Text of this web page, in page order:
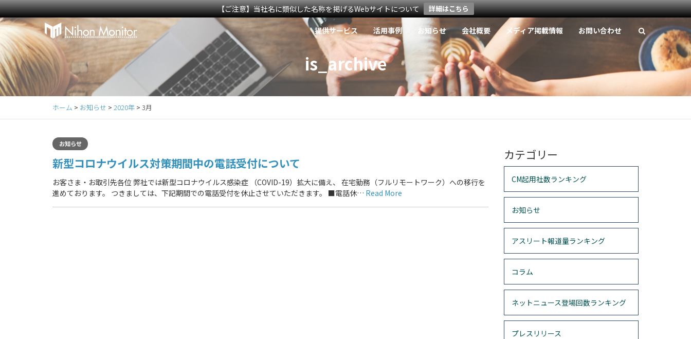
【ご注意】当社名に類似した名称を掲げるWebサイトについて 詳細はこちら
Primary
Menu
S
i
p
t
o
c
提供サービス 活用事例 お知らせ 会社概要 メディア掲載情報 お問い合わせ
is_archive
ホーム > お知らせ > 2020年 > 3月
お知らせ
新型コロナウイルス対策期間中の電話受付について
お客さま・お取引先各位 弊社では新型コロナウイルス感染症 （COVID-19）拡大に備え、 在宅勤務（フルリモートワーク）への移行を
進めております。 つきましては、下記期間での電話受付を休止させていただきます。 ■電話休… Read More
カテゴリー
CM起用社数ランキング
お知らせ
アスリート報道量ランキング
コラム
ネットニュース登場回数ランキング
プレスリリース